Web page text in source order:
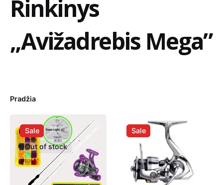
Rinkinys
„Avižadrebis Mega”
Pradžia
Sale
Out of stock
Sale